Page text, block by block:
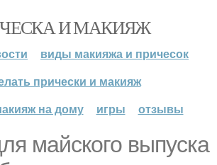
И МАКИЯЖ
виды макияжа и причесок
прически и макияж
на дому
игры отзывы
майского выпуска